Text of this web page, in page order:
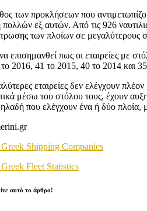
των προκλήσεων που
εξ αυτών. Από τις 926
των πλοίων σε μεγαλύτερους
επισημανθεί πως οι εταιρείες με
2016, 41 το 2015, 40 το 2014 και
εταιρείες δεν ελέγχουν
μέσω του στόλου τους, έχουν
που ελέγχουν ένα ή δύο
Shipping Companies
Fleet Statistics
αυτό το άρθρο!